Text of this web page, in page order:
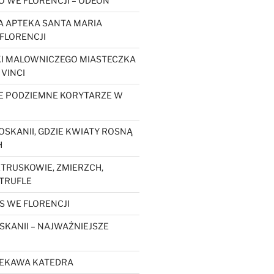
APTEKA SANTA MARIA
MALOWNICZEGO MIASTECZKA
PODZIEMNE KORYTARZE W
GDZIE KWIATY ROSNĄ
ZMIERZCH,
WE FLORENCJI
– NAJWAŻNIEJSZE
KATEDRA